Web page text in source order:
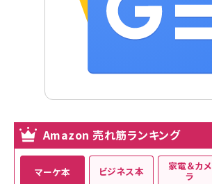
Amazon 売れ筋ランキング
マーケ本 ビジネス本 家電＆カメ
ラ